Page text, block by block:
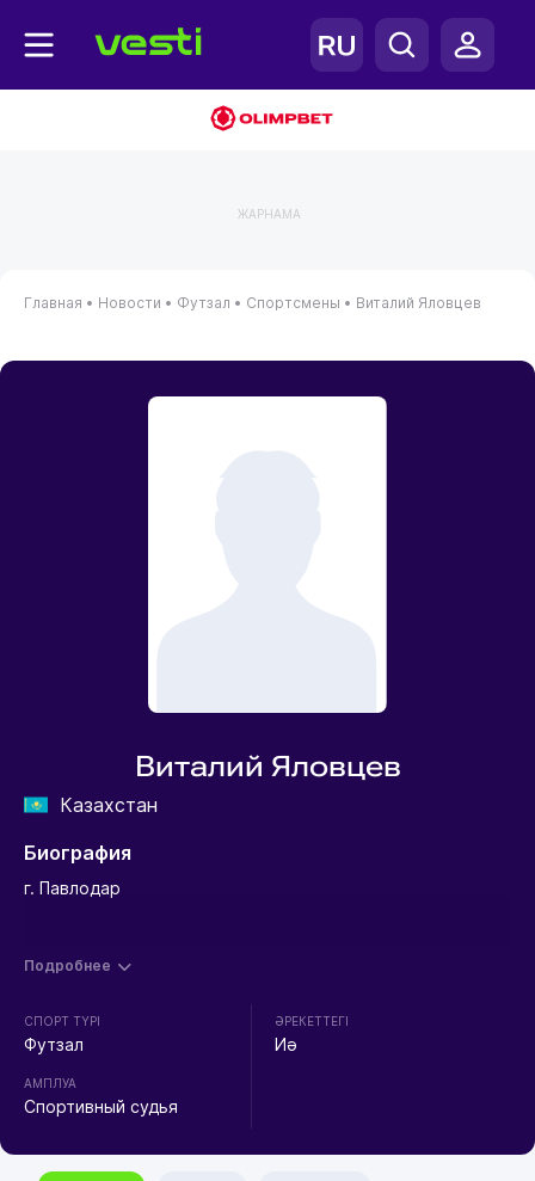
ЖАРНАМА
Главная • Новости • Футзал • Спортсмены • Виталий Яловцев
Виталий Яловцев
Казахстан
Биография
г. Павлодар
Подробнее
СПОРТ ТҮРІ
Футзал
АМПЛУА
Спортивный судья
ӘРЕКЕТТЕГІ
Иә